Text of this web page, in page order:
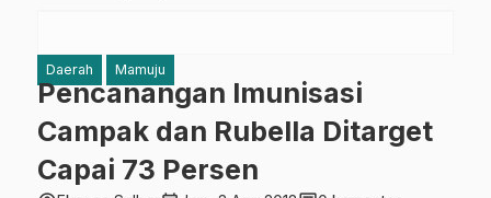
Daerah Mamuju
Pencanangan Imunisasi
Campak dan Rubella Ditarget
Capai 73 Persen